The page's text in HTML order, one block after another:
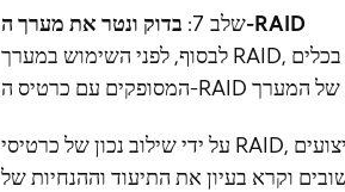
שלב 7:בדוק ונטר את מערך ה-RAID
לבסוף, לפני השימוש במערך RAID, מומלץ לבדוק ולנטר כדי לוודא שהכל עובד כשורה. אתה יכול להשתמש בכלים
על ידי שילוב נכון של כרטיסי RAID, אתה יכול להשיג קיבולת אחסון גדולה יותר, יתירות נתונים גבוהה יותר וביצועים
וקרא בעיון את התיעוד וההנחיות של